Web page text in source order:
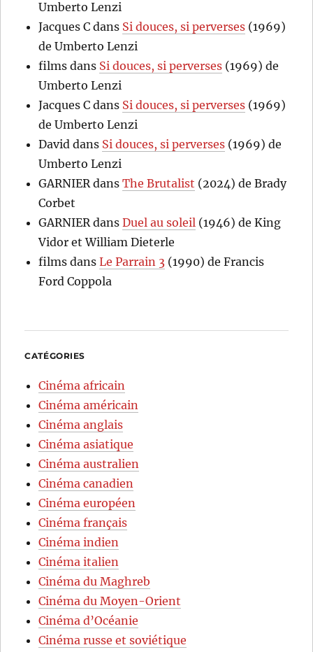
Umberto Lenzi
Jacques C dans Si douces, si perverses (1969)
de Umberto Lenzi
films dans Si douces, si perverses (1969) de
Umberto Lenzi
Jacques C dans Si douces, si perverses (1969)
de Umberto Lenzi
David dans Si douces, si perverses (1969) de
Umberto Lenzi
GARNIERdansThe Brutalist (2024) de Brady
Corbet
GARNIERdansDuel au soleil (1946) de King
Vidor et William Dieterle
films dansLe Parrain 3 (1990) de Francis
Ford Coppola
CATÉGORIES
Cinéma africain
Cinéma américain
Cinéma anglais
Cinéma asiatique
Cinéma australien
Cinéma canadien
Cinéma européen
Cinéma français
Cinéma indien
Cinéma italien
Cinéma du Maghreb
Cinéma du Moyen-Orient
Cinéma d’Océanie
Cinéma russe et soviétique